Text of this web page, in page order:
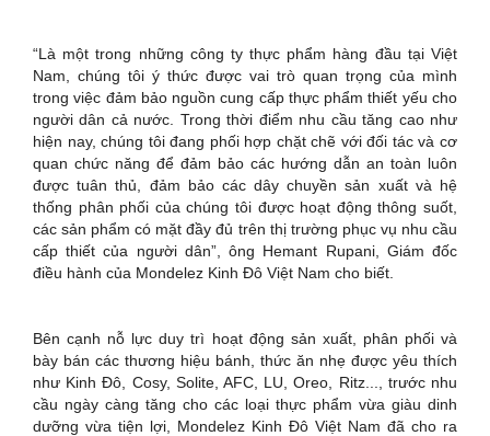
“Là một trong những công ty thực phẩm hàng đầu tại Việt
Nam, chúng tôi ý thức được vai trò quan trọng của mình
trong việc đảm bảo nguồn cung cấp thực phẩm thiết yếu cho
người dân cả nước. Trong thời điểm nhu cầu tăng cao như
hiện nay, chúng tôi đang phối hợp chặt chẽ với đối tác và cơ
quan chức năng để đảm bảo các hướng dẫn an toàn luôn
được tuân thủ, đảm bảo các dây chuyền sản xuất và hệ
thống phân phối của chúng tôi được hoạt động thông suốt,
các sản phẩm có mặt đầy đủ trên thị trường phục vụ nhu cầu
cấp thiết của người dân”, ông Hemant Rupani, Giám đốc
điều hành của Mondelez Kinh Đô Việt Nam cho biết.
Bên cạnh nỗ lực duy trì hoạt động sản xuất, phân phối và
bày bán các thương hiệu bánh, thức ăn nhẹ được yêu thích
như Kinh Đô, Cosy, Solite, AFC, LU, Oreo, Ritz..., trước nhu
cầu ngày càng tăng cho các loại thực phẩm vừa giàu dinh
dưỡng vừa tiện lợi, Mondelez Kinh Đô Việt Nam đã cho ra